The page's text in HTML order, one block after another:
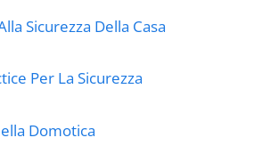
Sicurezza Della Casa
Per La Sicurezza
Domotica